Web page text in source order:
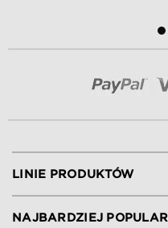
LINIE PRODUKTÓW
NAJBARDZIEJ